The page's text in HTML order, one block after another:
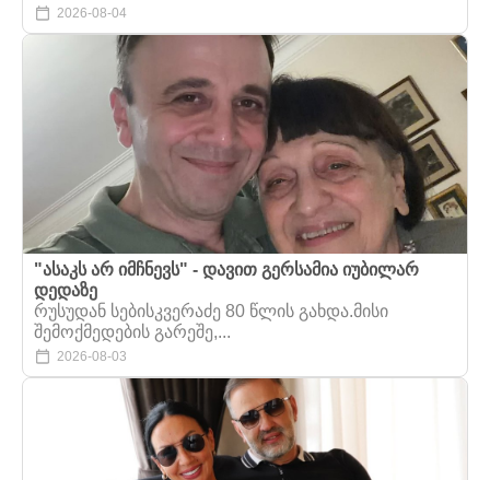
2026-08-04
"ასაკს არ იმჩნევს" - დავით გერსამია იუბილარ
დედაზე
რუსუდან სებისკვერაძე 80 წლის გახდა.მისი
შემოქმედების გარეშე,...
2026-08-03